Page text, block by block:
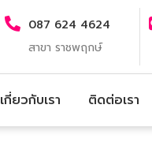
087 624 4624
สาขา ราชพฤกษ์
เกี่ยวกับเรา ติดต่อเรา